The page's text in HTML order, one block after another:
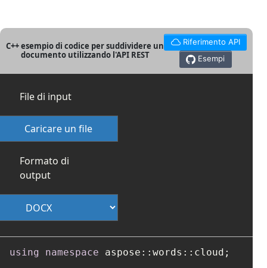
C++ esempio di codice per suddividere un
documento utilizzando l'API REST
Riferimento API
Esempi
File di input
Caricare un file
Formato di
output
using namespace aspose::words::cloud;